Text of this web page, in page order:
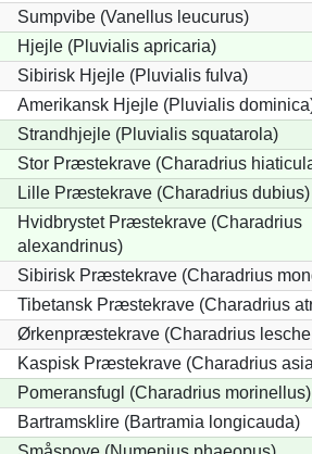
Sumpvibe (Vanellus leucurus)
Hjejle (Pluvialis apricaria)
Sibirisk Hjejle (Pluvialis fulva)
Amerikansk Hjejle (Pluvialis
Strandhjejle (Pluvialis squatarola)
Stor Præstekrave (Charadrius
Lille Præstekrave (Charadrius dubius)
Hvidbrystet Præstekrave (Charadrius
alexandrinus)
Sibirisk Præstekrave (Charadrius
Tibetansk Præstekrave (Charadrius
Ørkenpræstekrave (Charadrius
Kaspisk Præstekrave (Charadrius
Pomeransfugl (Charadrius morinellus)
Bartramsklire (Bartramia longicauda)